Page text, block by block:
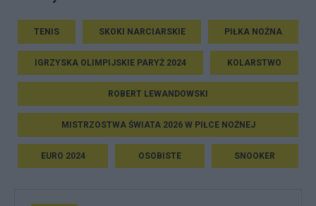
TENIS SKOKI NARCIARSKIE PIŁKA NOŻNA
IGRZYSKA OLIMPIJSKIE PARYŻ 2024 KOLARSTWO
ROBERT LEWANDOWSKI
MISTRZOSTWA ŚWIATA 2026 W PIŁCE NOŻNEJ
EURO 2024 OSOBISTE SNOOKER